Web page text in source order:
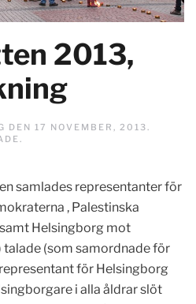
2013,
DEN 17 NOVEMBER, 2013 .
.
samlades representanter för
, Palestinska
Helsingborg mot
talade (som samordnade för
för Helsingborg
i alla åldrar slöt